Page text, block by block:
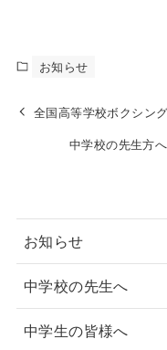
お知らせ
全国高等学校ボクシン
中学校の先生方
お知らせ
中学校の先生へ
中学生の皆様へ